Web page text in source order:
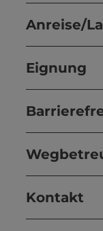
Anreise/
Eignung
Kontakt